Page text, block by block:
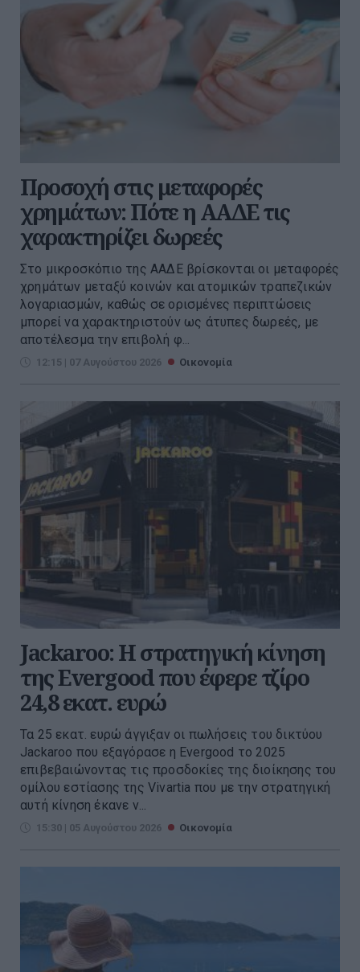
Προσοχή στις μεταφορές
χρημάτων: Πότε η ΑΑΔΕ τις
χαρακτηρίζει δωρεές
Στο μικροσκόπιο της ΑΑΔΕ βρίσκονται οι μεταφορές
χρημάτων μεταξύ κοινών και ατομικών τραπεζικών
λογαριασμών, καθώς σε ορισμένες περιπτώσεις
μπορεί να χαρακτηριστούν ως άτυπες δωρεές, με
αποτέλεσμα την επιβολή φ...
12:15 | 07 Αυγούστου 2026 Οικονομία
Jackaroo: Η στρατηγική κίνηση
της Evergood που έφερε τζίρο
24,8 εκατ. ευρώ
Τα 25 εκατ. ευρώ άγγιξαν οι πωλήσεις του δικτύου
Jackaroo που εξαγόρασε η Evergood το 2025
επιβεβαιώνοντας τις προσδοκίες της διοίκησης του
ομίλου εστίασης της Vivartia που με την στρατηγική
αυτή κίνηση έκανε ν...
15:30 | 05 Αυγούστου 2026 Οικονομία